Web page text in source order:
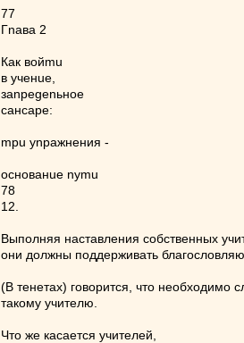
77
Гnава 2
Как вoйmu
в ученuе,
заnреgеnьное
сансаре:
mpu уnражнения -
основанuе nymu
78
12.
Выполняя наставления собственных
они должны поддерживать
(В тенетах) говорится, что необходимо
такому учителю.
Что же касается учителей,